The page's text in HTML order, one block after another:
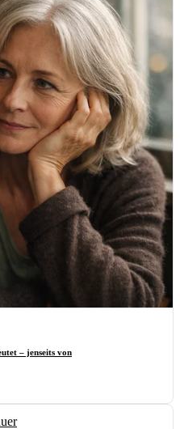
– jenseits von